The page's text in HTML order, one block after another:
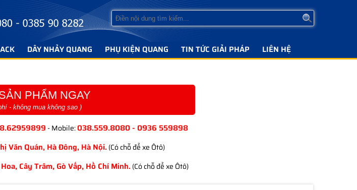
DÂY NHẢY QUANG PHỤ KIỆN QUANG TIN TỨC GIẢI PHÁP LIÊN HỆ
PHẨM NGAY
- không mua không sao )
- Mobile:038.559.8080 - 0936 559898
Văn Quán, Hà Đông, Hà Nội.(Có chỗ để xe Ôtô)
Cây Trâm, Gò Vấp, Hồ Chí Minh.(Có chỗ để xe Ôtô)